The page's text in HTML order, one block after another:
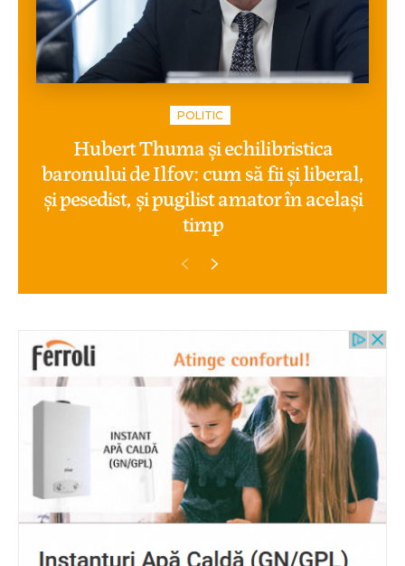
POLITIC
Hubert Thuma și echilibristica
baronului de Ilfov: cum să fii și liberal,
și pesedist, și pugilist amator în același
timp